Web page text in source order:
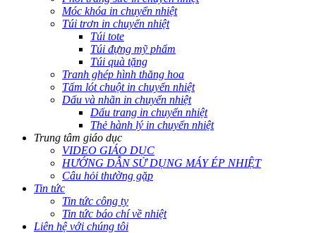
Móc khóa in chuyển nhiệt
Túi trơn in chuyển nhiệt
Túi tote
Túi đựng mỹ phẩm
Túi quà tặng
Tranh ghép hình thăng hoa
Tấm lót chuột in chuyển nhiệt
Dấu và nhãn in chuyển nhiệt
Dấu trang in chuyển nhiệt
Thẻ hành lý in chuyển nhiệt
Trung tâm giáo dục
VIDEO GIÁO DỤC
HƯỚNG DẪN SỬ DỤNG MÁY ÉP NHIỆT
Câu hỏi thường gặp
Tin tức
Tin tức công ty
Tin tức báo chí về nhiệt
Liên hệ với chúng tôi